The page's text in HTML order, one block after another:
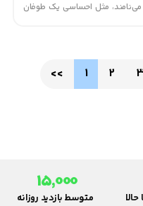
می‌نامند، مثل احساسی یک طوفان
فرزندتان در رستوران در حال لذت
بردن از شامتان هستید و یک لحظه
بعد او به هق‌هق می‌افتد، بعد
<< 1 2
15,000
متوسط بازدید روزانه